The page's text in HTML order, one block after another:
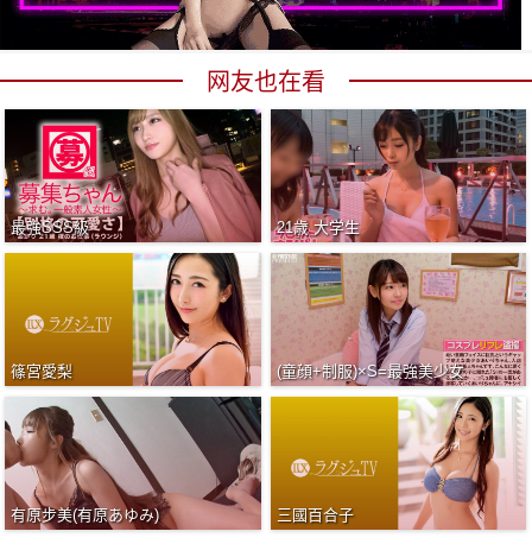
网友也在看
最強SSS級 21歳 大学生
篠宮愛梨 (童顔+制服)×S=最強美少女
有原步美(有原あゆみ) 三國百合子